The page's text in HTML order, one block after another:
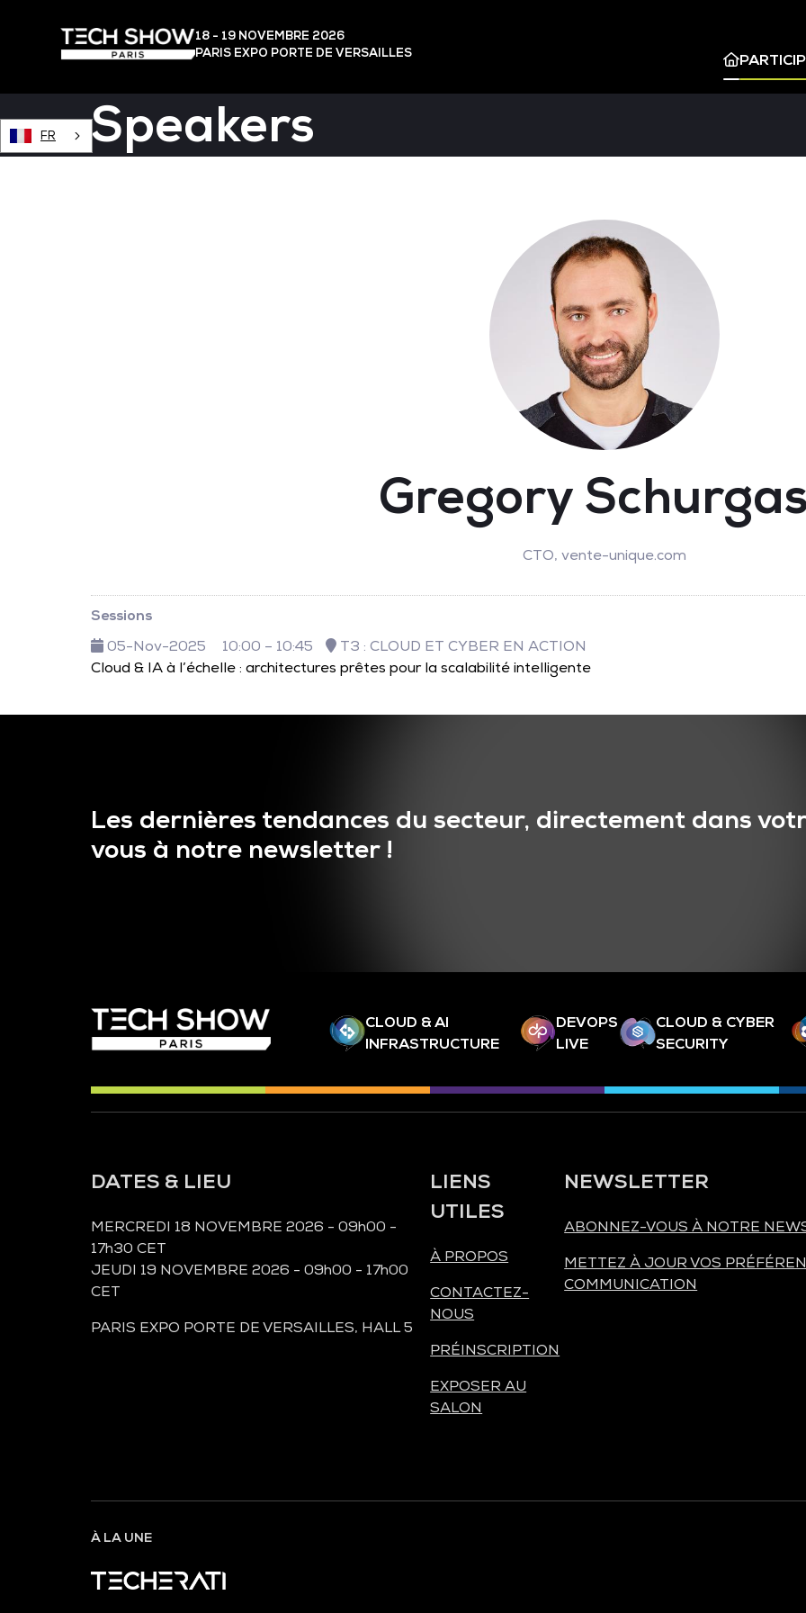
18 - 19 NOVEMBRE 2026
PARIS EXPO PORTE DE VERSAILLES
FR Speakers
Gregory
CTO, vente-unique.com
Sessions
05-Nov-2025
10:00 – 10:45
T3 : CLOUD ET CYBER EN ACTION
Cloud & IA à l’échelle : architectures prêtes pour la scalabilité intelligente
Les dernières tendances du secteur, directement dans
vous à notre newsletter !
CLOUD & AI
INFRASTRUCTURE
DEVOPS
LIVE
CLOUD & CYBER
SECURITY
DATES & LIEU
MERCREDI 18 NOVEMBRE 2026 - 09h00 -
17h30 CET
JEUDI 19 NOVEMBRE 2026 - 09h00 - 17h00
CET
PARIS EXPO PORTE DE VERSAILLES, HALL 5
LIENS
UTILES
À PROPOS
CONTACTEZ-
NOUS
PRÉINSCRIPTION
EXPOSER AU
SALON
NEWSLETTER
ABONNEZ-VOUS À NOTRE
METTEZ À JOUR VOS
COMMUNICATION
À LA UNE